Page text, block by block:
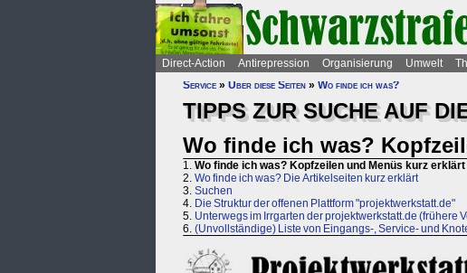
Direct-Action Antirepression Organisierung Umwelt
Service » Über diese Seiten » Wo finde ich was?
TIPPS ZUR SUCHE AUF
Wo finde ich was?
1. Wo finde ich was? Kopfzeilen und Menüs kurz erklärt
2. Wo finde ich was? Die Artikelseiten kurz erklärt
3. Suchen
4. Die Struktur der offenen Plattform "projektwerkstatt.de"
5. Unterwegs im Irrgarten der projektwerkstatt.de (frühere
6. (Unvollständige) Liste von Eingangs-, Service- und